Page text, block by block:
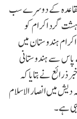
کے دوسرے سب
گرد اکرام کو
ہندوستان میں
سے ہندوستانی
ذرائع نے بتایا کہ
دیش میں انصار الاسلام
ہے۔